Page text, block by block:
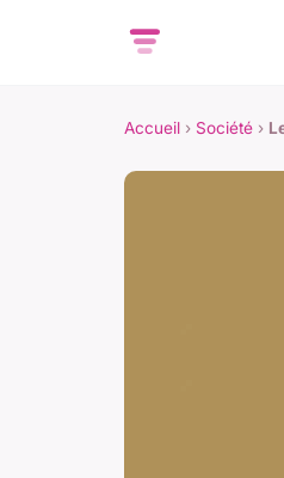
Accueil › Société ›